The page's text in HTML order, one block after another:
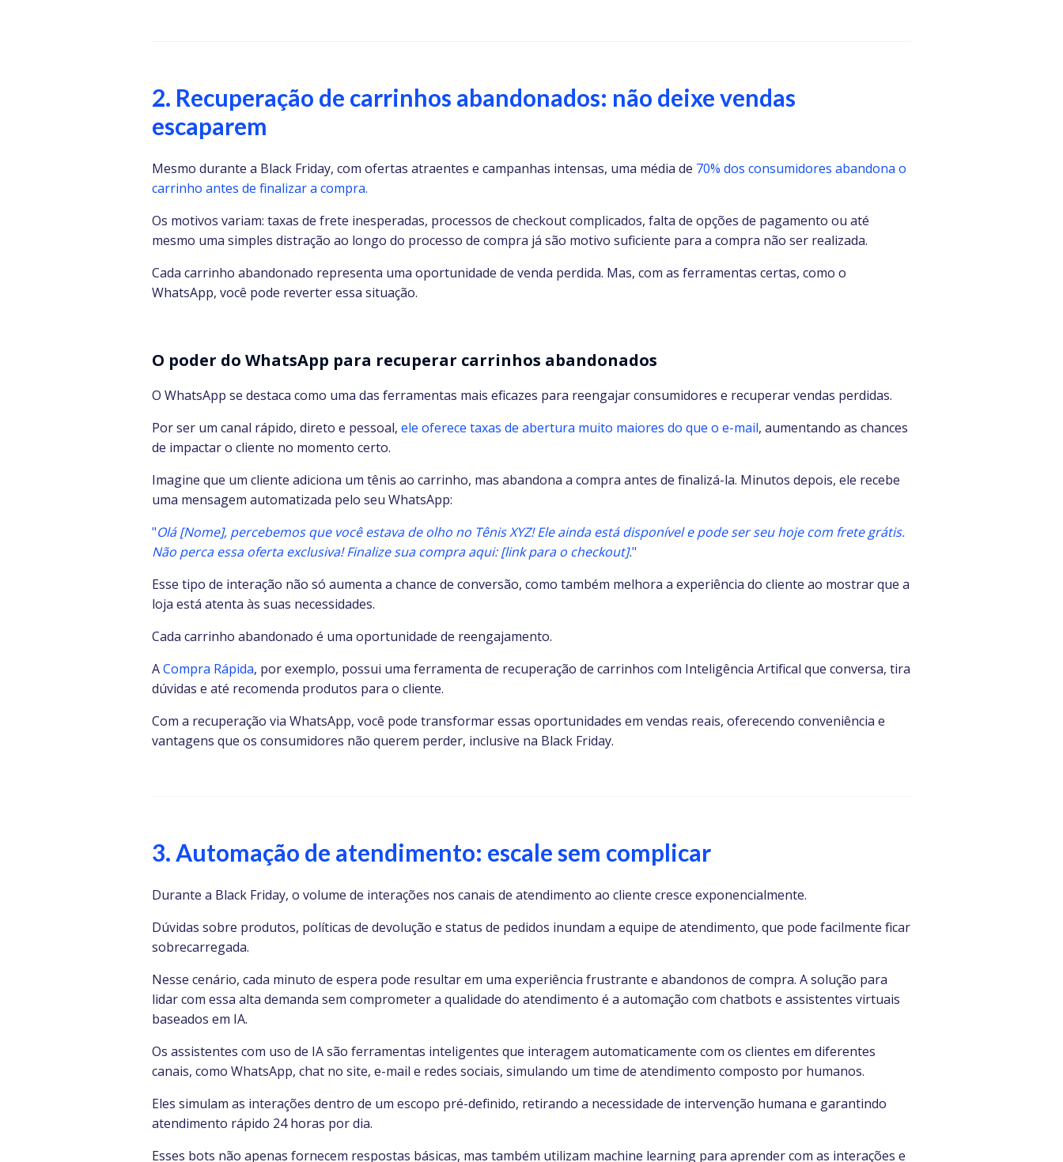
2. Recuperação de carrinhos abandonados: não deixe vendas
escaparem
Mesmo durante a Black Friday, com ofertas atraentes e campanhas intensas, uma média de 70% dos consumidores abandona o
carrinho antes de finalizar a compra.
Os motivos variam: taxas de frete inesperadas, processos de checkout complicados, falta de opções de pagamento ou até
mesmo uma simples distração ao longo do processo de compra já são motivo suficiente para a compra não ser realizada.
Cada carrinho abandonado representa uma oportunidade de venda perdida. Mas, com as ferramentas certas, como o
WhatsApp, você pode reverter essa situação.
O poder do WhatsApp para recuperar carrinhos abandonados
O WhatsApp se destaca como uma das ferramentas mais eficazes para reengajar consumidores e recuperar vendas perdidas.
Por ser um canal rápido, direto e pessoal, ele oferece taxas de abertura muito maiores do que o e-mail, aumentando as chances
de impactar o cliente no momento certo.
Imagine que um cliente adiciona um tênis ao carrinho, mas abandona a compra antes de finalizá-la. Minutos depois, ele recebe
uma mensagem automatizada pelo seu WhatsApp:
"Olá [Nome], percebemos que você estava de olho no Tênis XYZ! Ele ainda está disponível e pode ser seu hoje com frete grátis.
Não perca essa oferta exclusiva! Finalize sua compra aqui: [link para o checkout]."
Esse tipo de interação não só aumenta a chance de conversão, como também melhora a experiência do cliente ao mostrar que a
loja está atenta às suas necessidades.
Cada carrinho abandonado é uma oportunidade de reengajamento.
ACompra Rápida, por exemplo, possui uma ferramenta de recuperação de carrinhos com Inteligência Artifical que conversa, tira
dúvidas e até recomenda produtos para o cliente.
Com a recuperação via WhatsApp, você pode transformar essas oportunidades em vendas reais, oferecendo conveniência e
vantagens que os consumidores não querem perder, inclusive na Black Friday.
3. Automação de atendimento: escale sem complicar
Durante a Black Friday, o volume de interações nos canais de atendimento ao cliente cresce exponencialmente.
Dúvidas sobre produtos, políticas de devolução e status de pedidos inundam a equipe de atendimento, que pode facilmente ficar
sobrecarregada.
Nesse cenário, cada minuto de espera pode resultar em uma experiência frustrante e abandonos de compra. A solução para
lidar com essa alta demanda sem comprometer a qualidade do atendimento é a automação com chatbots e assistentes virtuais
baseados em IA.
Os assistentes com uso de IA são ferramentas inteligentes que interagem automaticamente com os clientes em diferentes
canais, como WhatsApp, chat no site, e-mail e redes sociais, simulando um time de atendimento composto por humanos.
Eles simulam as interações dentro de um escopo pré-definido, retirando a necessidade de intervenção humana e garantindo
atendimento rápido 24 horas por dia.
Esses bots não apenas fornecem respostas básicas, mas também utilizam machine learning para aprender com as interações e